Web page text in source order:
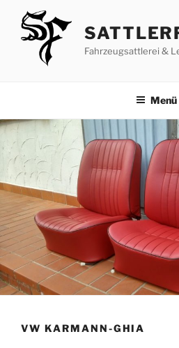
Inhalt
springen
Fahrzeugsattlerei &
Menü
VW KARMANN-GHIA